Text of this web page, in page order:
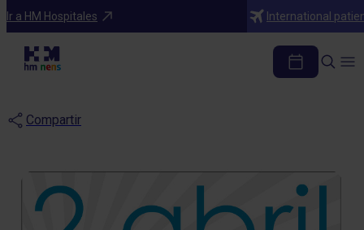
Ir a HM Hospitales International
Blog
Trastornos del espectro
autista
Compartir